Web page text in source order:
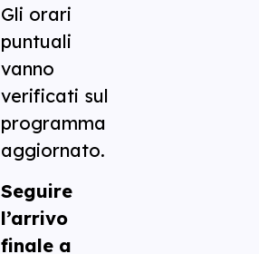
Gli orari
puntuali
vanno
verificati sul
programma
aggiornato.
Seguire
l’arrivo
finale a